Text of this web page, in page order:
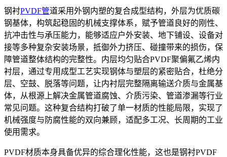
钢衬PVDF管道采用外钢内塑的复合成型结构，外层为优质碳
钢基体，构筑起稳固的机械支撑体系，赋予管道良好的刚性、
抗冲击性与承压能力，能够适应户外安装、地下铺设、设备对
接等多种复杂安装场景，抵御外力挤压、碰撞带来的损伤，保
障管道整体结构的完整性。内层均匀贴合PVDF聚偏氟乙烯内
衬层，通过专用成型工艺实现钢体与塑层的紧密贴合，杜绝分
层、空鼓、脱落等问题，让内衬层完整隔离输送介质与金属基
体，从根源上解决金属管道腐蚀、介质污染、管道渗漏等行业
常见问题。这种复合结构打破了单一材质的性能局限，实现了
机械强度与防腐性能的双向兼顾，适配多工况、长周期的工业
使用需求。
PVDF材质本身具备优异的综合理化性能，这也是钢衬PVDF